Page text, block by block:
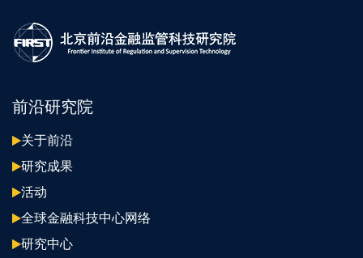
前沿研究院
关于前沿
研究成果
活动
全球金融科技中心网络
研究中心